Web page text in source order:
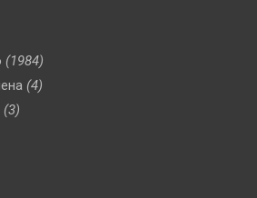
(1984)
(4)
(3)